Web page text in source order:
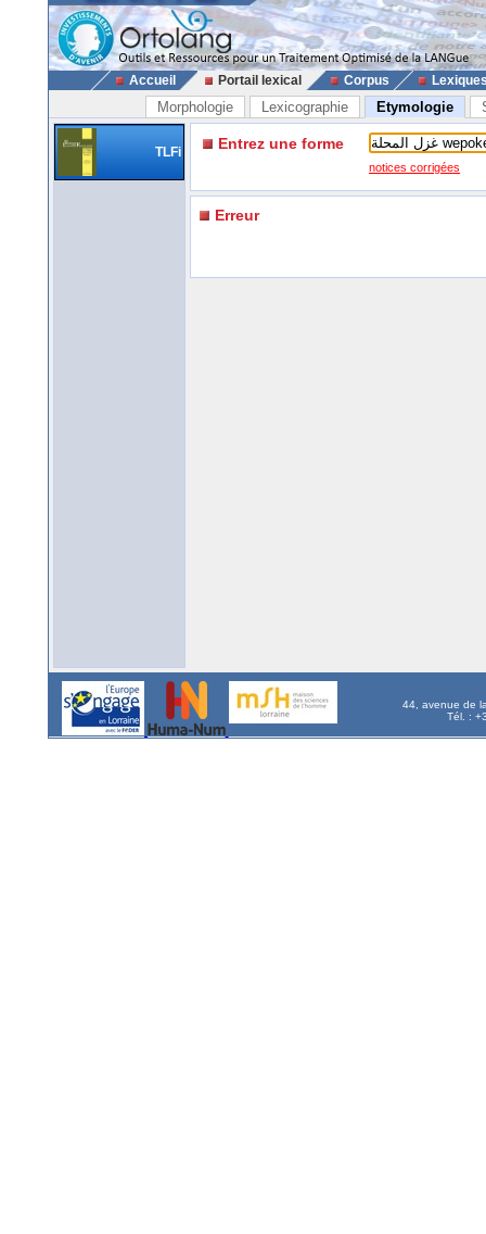
Accueil Portail lexical Corpus
Morphologie Lexicographie Etymologie
TLFi Entrez une forme
notices corrigées
Erreur
44, avenue de
Tél. :